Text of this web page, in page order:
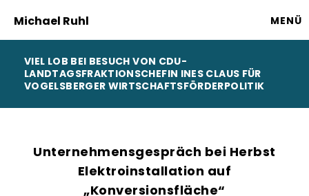
Michael Ruhl MENÜ
VIEL LOB BEI BESUCH VON CDU-
LANDTAGSFRAKTIONSCHEFIN INES CLAUS FÜR
VOGELSBERGER WIRTSCHAFTSFÖRDERPOLITIK
Unternehmensgespräch bei Herbst
Elektroinstallation auf
Konversionsfläche“